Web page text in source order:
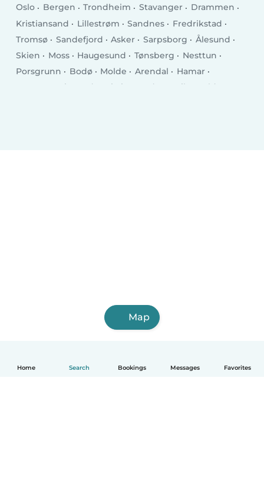
Home Search Bookings Messages Favorites
Oslo Bergen Trondheim Stavanger
Drammen
Kristiansand
Lillestrøm Sandnes
Fredrikstad
Tromsø
Sandefjord Asker Sarpsborg
Ålesund
Skien
Moss Haugesund Tønsberg
Nesttun
Porsgrunn
Bodø Molde Arendal
Hamar
Grimstad Kristiansund Larvik
Halden
Map